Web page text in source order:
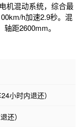
机混动系统，综合最
h加速2.9秒。混
距2600mm。
小时内退还）
还）